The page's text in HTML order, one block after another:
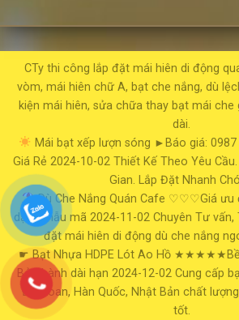
CTy thi công lắp đặt mái hiên di động
vòm, mái hiên chữ A, bạt che nắng, dù
kiện mái hiên, sửa chữa thay bạt mái che
dài.
Mái bạt xếp lượn sóng ►Báo giá: 0987
Giá Rẻ 2024-10-02 Thiết Kế Theo Yêu
Gian. Lắp Đặt Nhanh
Dù Che Nắng Quán Cafe ♡♡♡Giá ưu
dạng mẫu mã 2024-11-02 Chuyên Tư
đặt mái hiên di động dù che nắng
☛ Bạt Nhựa HDPE Lót Ao Hồ ★★★★★Bền
Bảo hành dài hạn 2024-12-02 Cung cấp
Đài Loan, Hàn Quốc, Nhật Bản chất
tốt.